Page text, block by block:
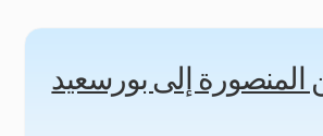
المنصورة إلى بورسعيد